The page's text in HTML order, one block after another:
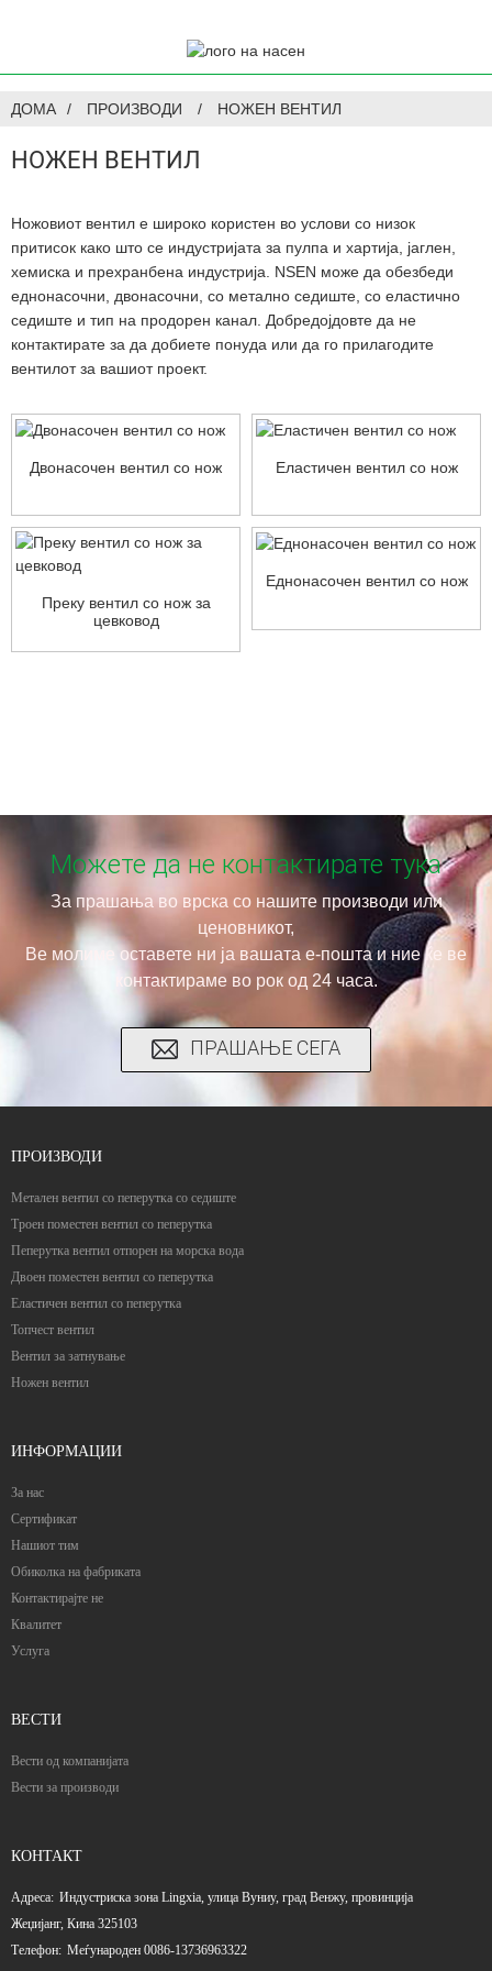
ДОМА ПРОИЗВОДИ НОЖЕН ВЕНТИЛ
НОЖЕН ВЕНТИЛ
Ножовиот вентил е широко користен во услови со низок
притисок како што се индустријата за пулпа и хартија, јаглен,
хемиска и прехранбена индустрија. NSEN може да обезбеди
еднонасочни, двонасочни, со метално седиште, со еластично
седиште и тип на продорен канал. Добредојдовте да не
контактирате за да добиете понуда или да го прилагодите
вентилот за вашиот проект.
Двонасочен вентил со нож Еластичен вентил со нож
Преку вентил со нож за
цевковод
Еднонасочен вентил со нож
Можете да не контактирате тука
За прашања во врска со нашите производи или
ценовникот,
Ве молиме оставете ни ја вашата е-пошта и ние ќе ве
контактираме во рок од 24 часа.
ПРАШАЊЕ СЕГА
ПРОИЗВОДИ
Метален вентил со пеперутка со седиште
Троен поместен вентил со пеперутка
Пеперутка вентил отпорен на морска вода
Двоен поместен вентил со пеперутка
Еластичен вентил со пеперутка
Топчест вентил
Вентил за затнување
Ножен вентил
ИНФОРМАЦИИ
За нас
Сертификат
Нашиот тим
Обиколка на фабриката
Контактирајте не
Квалитет
Услуга
ВЕСТИ
Вести од компанијата
Вести за производи
КОНТАКТ
Адреса: Индустриска зона Lingxia, улица Вуниу, град Венжу, провинција
Жеџијанг, Кина 325103
Телефон: Меѓународен 0086-13736963322